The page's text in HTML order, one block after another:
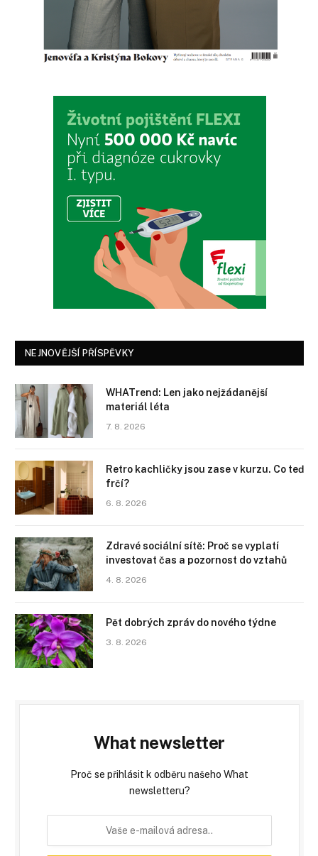
NEJNOVĚJŠÍ PŘÍSPĚVKY
WHATrend: Len jako nejžádanější
materiál léta
7. 8. 2026
Retro kachličky jsou zase v kurzu. Co teď
frčí?
6. 8. 2026
Zdravé sociální sítě: Proč se vyplatí
investovat čas a pozornost do vztahů
4. 8. 2026
Pět dobrých zpráv do nového týdne
3. 8. 2026
What newsletter
Proč se přihlásit k odběru našeho What
newsletteru?